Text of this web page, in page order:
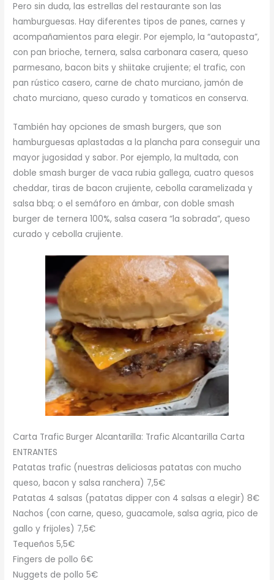
Pero sin duda, las estrellas del restaurante son las
hamburguesas. Hay diferentes tipos de panes, carnes y
acompañamientos para elegir. Por ejemplo, la “autopasta”,
con pan brioche, ternera, salsa carbonara casera, queso
parmesano, bacon bits y shiitake crujiente; el trafic, con
pan rústico casero, carne de chato murciano, jamón de
chato murciano, queso curado y tomaticos en conserva.
También hay opciones de smash burgers, que son
hamburguesas aplastadas a la plancha para conseguir una
mayor jugosidad y sabor. Por ejemplo, la multada, con
doble smash burger de vaca rubia gallega, cuatro quesos
cheddar, tiras de bacon crujiente, cebolla caramelizada y
salsa bbq; o el semáforo en ámbar, con doble smash
burger de ternera 100%, salsa casera “la sobrada”, queso
curado y cebolla crujiente.
Carta Trafic Burger Alcantarilla: Trafic Alcantarilla Carta
ENTRANTES
Patatas trafic (nuestras deliciosas patatas con mucho
queso, bacon y salsa ranchera) 7,5€
Patatas 4 salsas (patatas dipper con 4 salsas a elegir) 8€
Nachos (con carne, queso, guacamole, salsa agria, pico de
gallo y frijoles) 7,5€
Tequeños 5,5€
Fingers de pollo 6€
Nuggets de pollo 5€